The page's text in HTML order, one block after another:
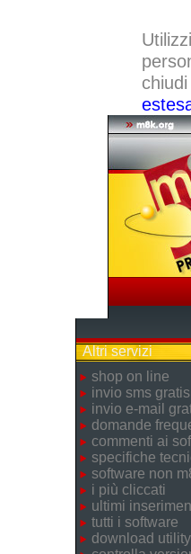
Altri servizi
shop on line
invio sms
invio e-mail
domande
commenti ai
specifiche
software non
i più cliccati
ultimi
tutti i software
download utility